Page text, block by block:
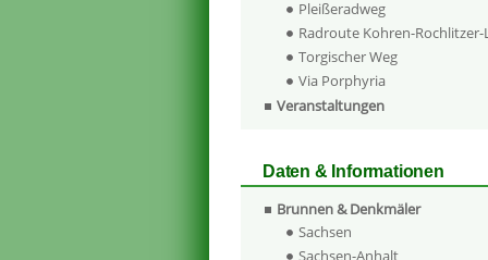
Pleißeradweg
Radroute Kohren-Rochlitzer-
Torgischer Weg
Via Porphyria
Veranstaltungen
Daten & Informationen
Brunnen & Denkmäler
Sachsen
Sachsen-Anhalt